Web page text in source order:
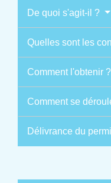
De quoi s'agit-il ?
Quelles sont les
Comment l'obtenir ?
Comment se
Délivrance du